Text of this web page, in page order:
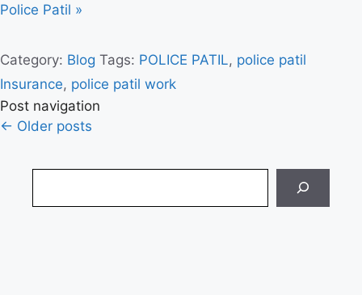
Police Patil »
Category: Blog Tags: POLICE PATIL, police patil
Insurance, police patil work
Post navigation
← Older posts